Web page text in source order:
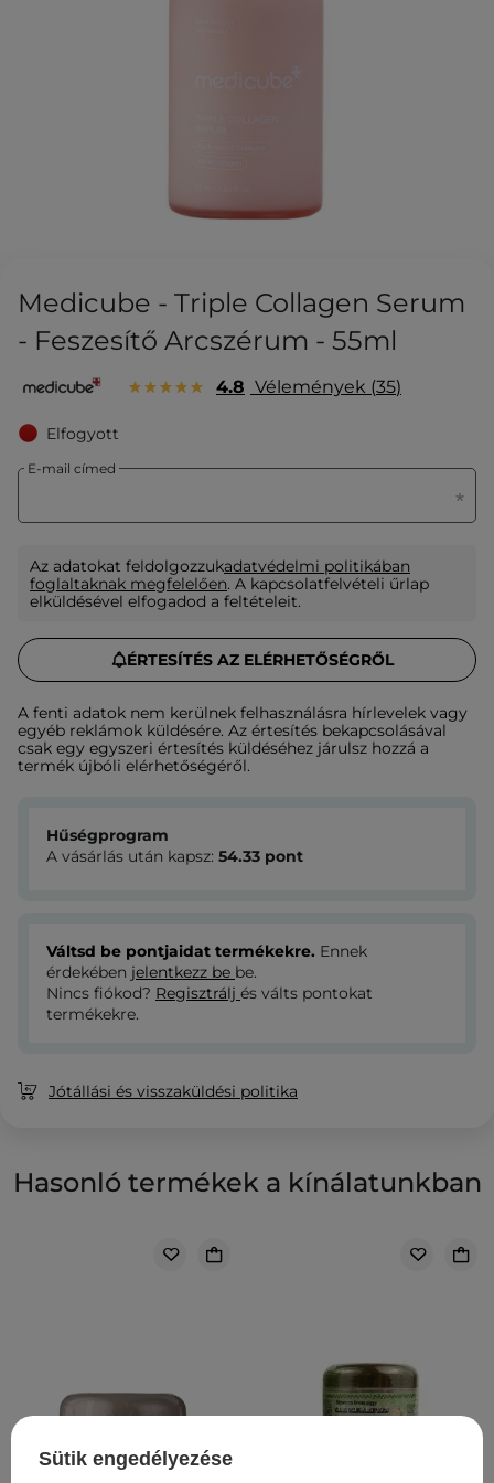
Medicube - Triple Collagen Serum
- Feszesítő Arcszérum - 55ml
4.8 Vélemények 35
Elfogyott
E-mail címed
Az adatokat feldolgozzukadatvédelmi politikában
foglaltaknak megfelelően. A kapcsolatfelvételi űrlap
elküldésével elfogadod a feltételeit.
ÉRTESÍTÉS AZ ELÉRHETŐSÉGRŐL
A fenti adatok nem kerülnek felhasználásra hírlevelek vagy
egyéb reklámok küldésére. Az értesítés bekapcsolásával
csak egy egyszeri értesítés küldéséhez járulsz hozzá a
termék újbóli elérhetőségéről.
Hűségprogram
A vásárlás után kapsz: 54.33 pont
Váltsd be pontjaidat termékekre. Ennek
érdekében jelentkezz be be.
Nincs fiókod? Regisztrálj és válts pontokat
termékekre.
Jótállási és visszaküldési politika
Hasonló termékek a kínálatunkban
Sütik engedélyezése